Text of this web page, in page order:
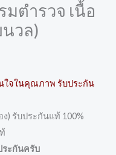
ตำรวจ เนื้อ
นวล)
นใจในคุณภาพ รับประกัน
) รับประกันแท้ 100%
ระกันครับ